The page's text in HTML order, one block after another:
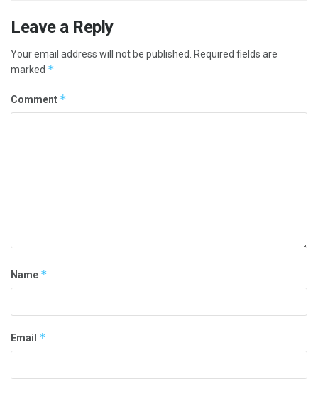
Leave a Reply
Your email address will not be published. Required fields are
marked *
Comment *
Name *
Email *